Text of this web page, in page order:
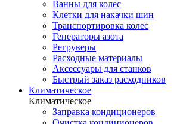
Ванны для колес
Клетки для накачки шин
Транспортировка колес
Генераторы азота
Регруверы
Расходные материалы
Аксессуары для станков
Быстрый заказ расходников
Климатическое
Климатическое
Заправка кондиционеров